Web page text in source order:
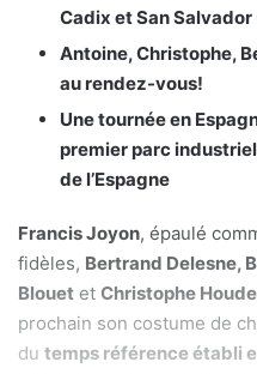
Cadix et San Salvador
Antoine, Christophe,
au rendez-vous!
Une tournée en
premier parc
de l’Espagne
Francis Joyon, épaulé
fidèles, Bertrand Delesne,
Blouet et Christophe
prochain son costume de
du temps référence établi